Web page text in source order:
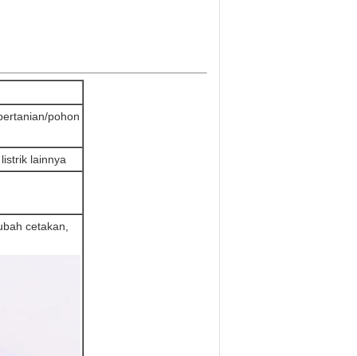
pohon
lainnya
cetakan,